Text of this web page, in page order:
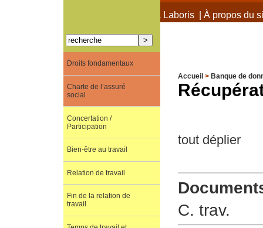
À propos de Terra Laboris| À propos du
Accueil > Banque de
tout déplier
C. trav.
Droits fondamentaux
Charte de l’assuré
social
Concertation /
Participation
Bien-être au travail
Relation de travail
Fin de la relation de
travail